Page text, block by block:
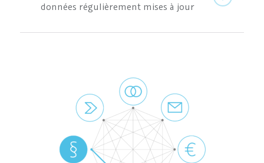
données régulièrement mises à jour